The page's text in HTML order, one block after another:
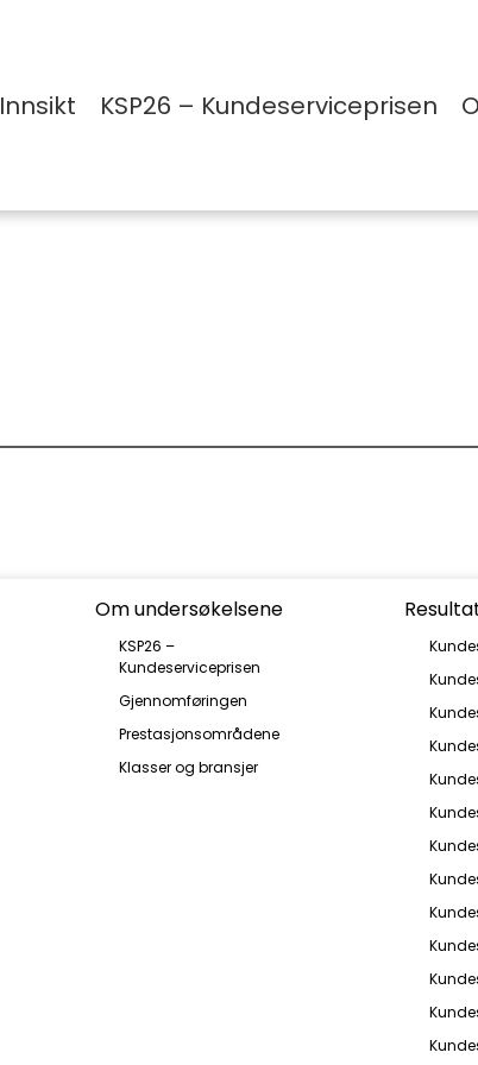
Innsikt KSP26 – Kundeserviceprisen
Om undersøkelsene
KSP26 –
Kundeserviceprisen
Gjennomføringen
Prestasjonsområdene
Klasser og bransjer